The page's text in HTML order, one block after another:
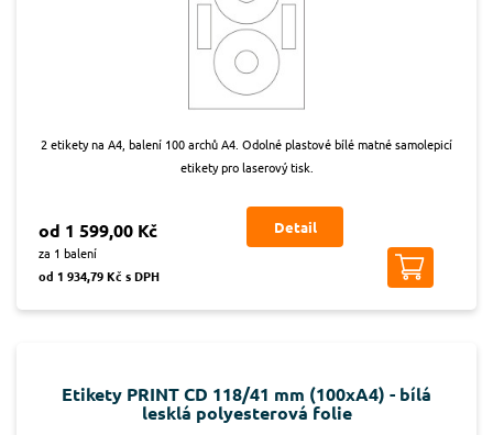
2 etikety na A4, balení 100 archů A4. Odolné plastové bílé matné samolepicí
etikety pro laserový tisk.
od 1 599,00 Kč
za 1 balení
od 1 934,79 Kč s DPH
Detail
Etikety PRINT CD 118/41 mm (100xA4) - bílá
lesklá polyesterová folie